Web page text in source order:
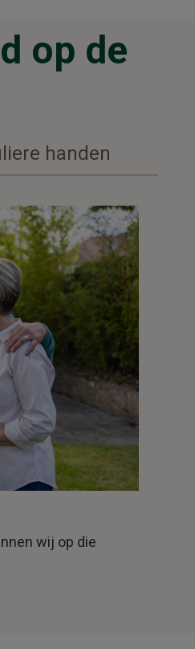
op de
handen
wij op die